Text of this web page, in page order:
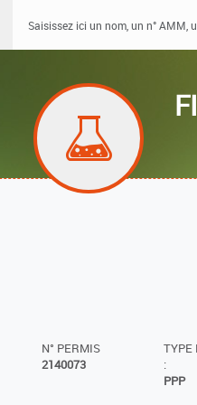
N° PERMIS
2140073
TYPE
:
PPP